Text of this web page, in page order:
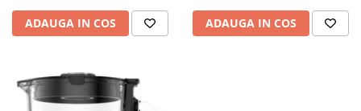
ADAUGA IN COS ADAUGA IN COS